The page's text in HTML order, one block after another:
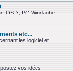
OS-X, PC-Windaube,
etc...
les logiciel et
vos idées